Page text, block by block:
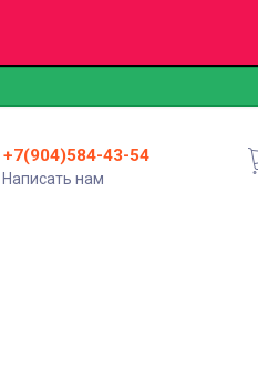
+7(904)584-43-54
Написать нам